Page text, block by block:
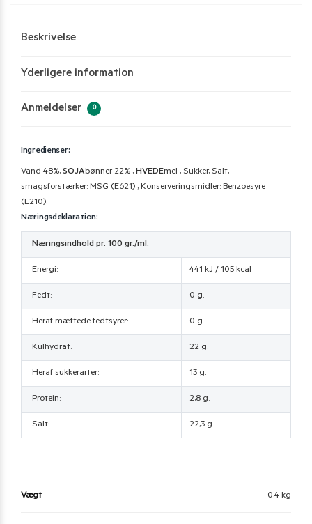
Beskrivelse
Yderligere information
Anmeldelser 0
Ingredienser:
Vand 48%, SOJAbønner 22% , HVEDEmel , Sukker, Salt,
smagsforstærker: MSG (E621) , Konserveringsmidler: Benzoesyre
(E210).
Næringsdeklaration:
Næringsindhold pr. 100 gr./ml.
Energi: 441 kJ / 105 kcal
Fedt: 0 g.
Heraf mættede fedtsyrer: 0 g.
Kulhydrat: 22 g.
Heraf sukkerarter: 13 g.
Protein: 2,8 g.
Salt: 22,3 g.
Vægt 0,4 kg